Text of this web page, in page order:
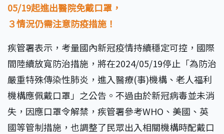
05/19起進出醫院免戴口罩，
３情況仍需注意防疫措施！
疾管署表示，考量國內新冠疫情持續穩定可控，國際
間陸續放寬防治措施，將在2024/05/19停止「為防治
嚴重特殊傳染性肺炎，進入醫療(事)機構、老人福利
機構應佩戴口罩」之公告。不過由於新冠病毒並未消
失，因應口罩令解禁，疾管署參考WHO、美國、英
國等管制措施，也調整了民眾出入相關機構時配戴口